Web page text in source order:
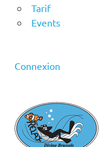
Tarif
Events
Connexion